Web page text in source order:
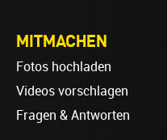
MITMACHEN
Fotos hochladen
Videos vorschlagen
Fragen & Antworten